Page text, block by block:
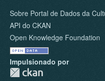
Sobre Portal de Dados da
API do CKAN
Open Knowledge Foundation
Impulsionado por